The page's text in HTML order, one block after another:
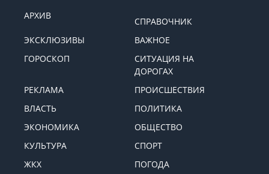
АРХИВ
СПРАВОЧНИК
ЭКСКЛЮЗИВЫ
ВАЖНОЕ
ГОРОСКОП
СИТУАЦИЯ НА
ДОРОГАХ
РЕКЛАМА
ПРОИСШЕСТВИЯ
ВЛАСТЬ
ПОЛИТИКА
ЭКОНОМИКА
ОБЩЕСТВО
КУЛЬТУРА
СПОРТ
ЖКХ
ПОГОДА